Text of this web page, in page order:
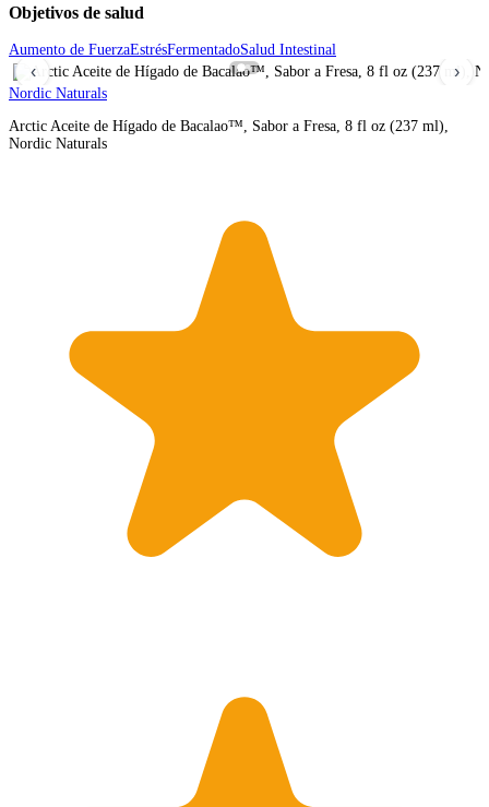
Objetivos de salud
Aumento de FuerzaEstrésFermentadoSalud Intestinal
‹ ›
Nordic Naturals
Arctic Aceite de Hígado de Bacalao™, Sabor a Fresa, 8 fl oz (237 ml),
Nordic Naturals